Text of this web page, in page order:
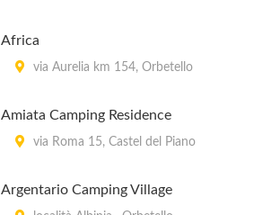
Africa
via Aurelia km 154, Orbetello
Amiata Camping Residence
via Roma 15, Castel del Piano
Argentario Camping Village